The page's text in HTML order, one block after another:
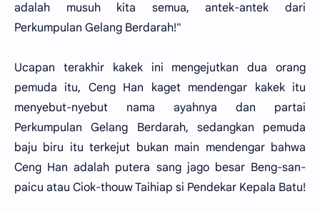
adalah musuh kita semua, antek-antek dari
Perkumpulan Gelang Berdarah!"
Ucapan terakhir kakek ini mengejutkan dua orang
pemuda itu, Ceng Han kaget mendengar kakek itu
menyebut-nyebut nama ayahnya dan partai
Perkumpulan Gelang Berdarah, sedangkan pemuda
baju biru itu terkejut bukan main mendengar bahwa
Ceng Han adalah putera sang jago besar Beng-san-
paicu atau Ciok-thouw Taihiap si Pendekar Kepala Batu!